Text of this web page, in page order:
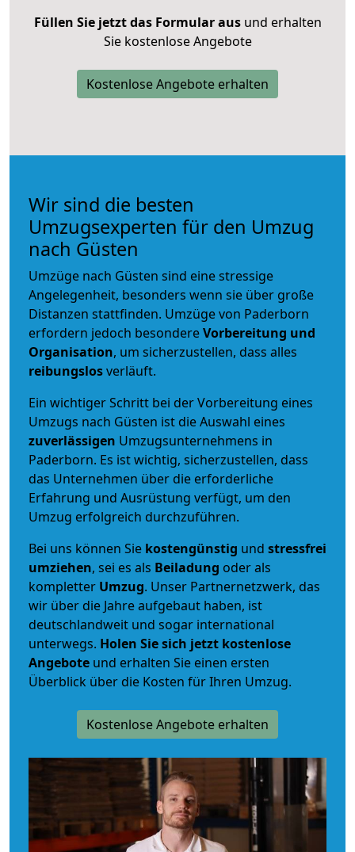
Füllen Sie jetzt das Formular ausund erhalten
Sie kostenlose Angebote
Kostenlose Angebote erhalten
Wir sind die besten
Umzugsexperten für den Umzug
nach Güsten
Umzüge nach Güsten sind eine stressige
Angelegenheit, besonders wenn sie über große
Distanzen stattfinden. Umzüge von Paderborn
erfordern jedoch besondereVorbereitung und
Organisation, um sicherzustellen, dass alles
reibungslosverläuft.
Ein wichtiger Schritt bei der Vorbereitung eines
Umzugs nach Güsten ist die Auswahl eines
zuverlässigen Umzugsunternehmens in
Paderborn. Es ist wichtig, sicherzustellen, dass
das Unternehmen über die erforderliche
Erfahrung und Ausrüstung verfügt, um den
Umzug erfolgreich durchzuführen.
Bei uns können Sie kostengünstig und stressfrei
umziehen, sei es als Beiladung oder als
kompletter Umzug. Unser Partnernetzwerk, das
wir über die Jahre aufgebaut haben, ist
deutschlandweit und sogar international
unterwegs. Holen Sie sich jetzt kostenlose
Angebote und erhalten Sie einen ersten
Überblick über die Kosten für Ihren Umzug.
Kostenlose Angebote erhalten